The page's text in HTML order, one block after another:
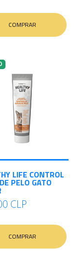
COMPRAR
LIFE CONTROL
PELO GATO
CLP
COMPRAR